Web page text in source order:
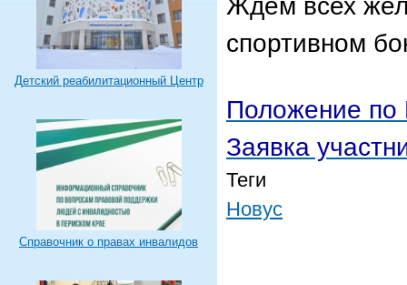
Детский реабилитационный Центр
Справочник о правах инвалидов
Ждем всех
спортивном
Положение по
Заявка
Теги
Новус